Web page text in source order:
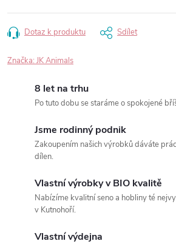
Dotaz k produktu Sdílet
Značka: JK Animals
8 let na trhu
Po tuto dobu se staráme o spokojené
Jsme rodinný podnik
Zakoupením našich výrobků dáváte
dílen.
Vlastní výrobky v BIO kvalitě
Nabízíme kvalitní seno a hobliny té
v Kutnohoří.
Vlastní výdejna